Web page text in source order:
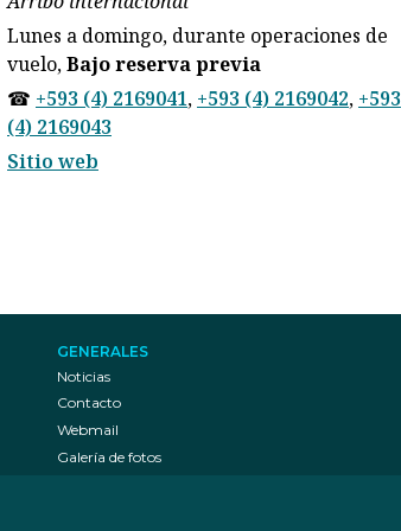
Lunes a domingo, durante operaciones de
vuelo,Bajo reserva previa
☎ +593 (4) 2169041, +593 (4) 2169042, +593
(4) 2169043
Sitio web
GENERALES
Noticias
Contacto
Webmail
Galería de fotos